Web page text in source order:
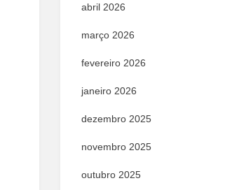
abril 2026
março 2026
fevereiro 2026
janeiro 2026
dezembro 2025
novembro 2025
outubro 2025